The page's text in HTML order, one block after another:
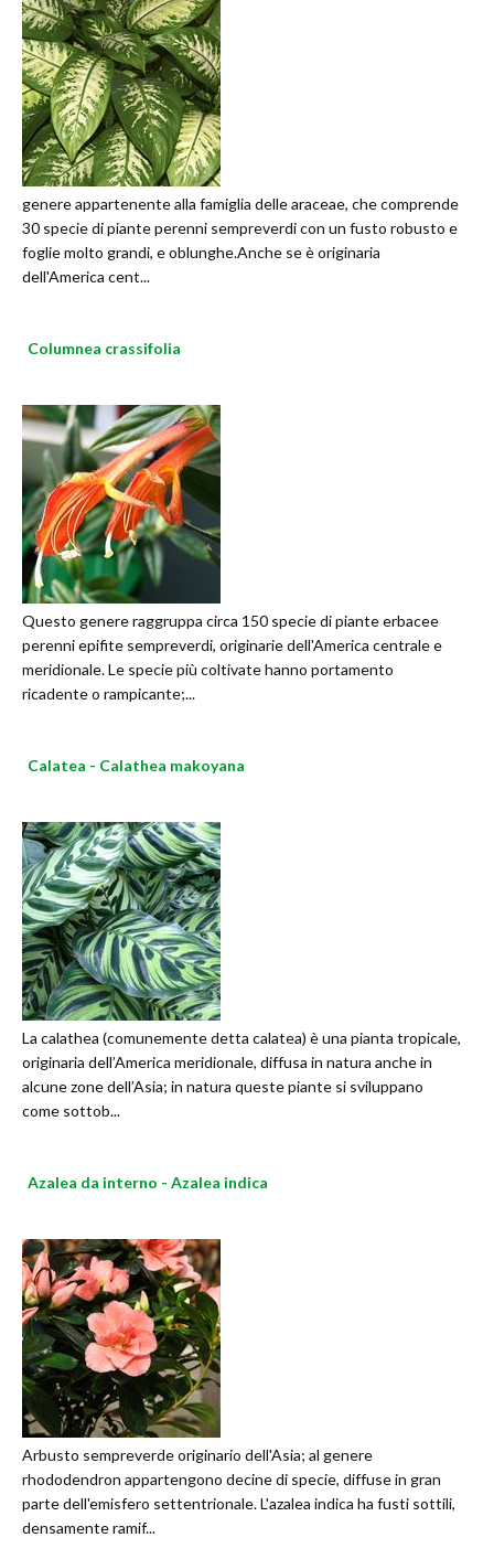
genere appartenente alla famiglia delle araceae, che comprende
30 specie di piante perenni sempreverdi con un fusto robusto e
foglie molto grandi, e oblunghe.Anche se è originaria
dell'America cent...
Columnea crassifolia
Questo genere raggruppa circa 150 specie di piante erbacee
perenni epifite sempreverdi, originarie dell'America centrale e
meridionale. Le specie più coltivate hanno portamento
ricadente o rampicante;...
Calatea - Calathea makoyana
La calathea (comunemente detta calatea) è una pianta tropicale,
originaria dell’America meridionale, diffusa in natura anche in
alcune zone dell’Asia; in natura queste piante si sviluppano
come sottob...
Azalea da interno - Azalea indica
Arbusto sempreverde originario dell'Asia; al genere
rhododendron appartengono decine di specie, diffuse in gran
parte dell'emisfero settentrionale. L'azalea indica ha fusti sottili,
densamente ramif...